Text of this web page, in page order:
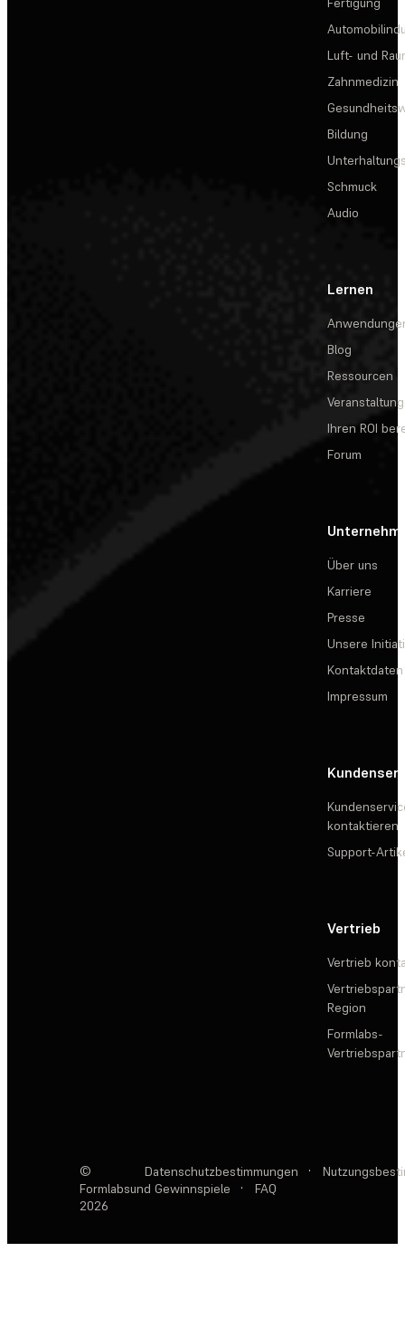
Luft- und
Zahnmedizin
Bildung
Schmuck
Audio
Lernen
Blog
Ressourcen
Ihren ROI
Forum
Über uns
Karriere
Presse
Unsere
Kontaktdaten
Impressum
kontaktieren
Support-
Vertrieb
Vertrieb
Region
Formlabs-
©
Formlabs
2026
Datenschutzbestimmungen ·
und Gewinnspiele
· FAQ